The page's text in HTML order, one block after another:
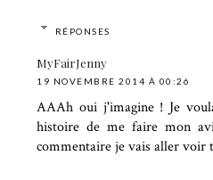
RÉPONSES
MyFairJenny
19 NOVEMBRE 2014 À 00:26
AAAh oui j'imagine ! Je
histoire de me faire mon
commentaire je vais aller voir